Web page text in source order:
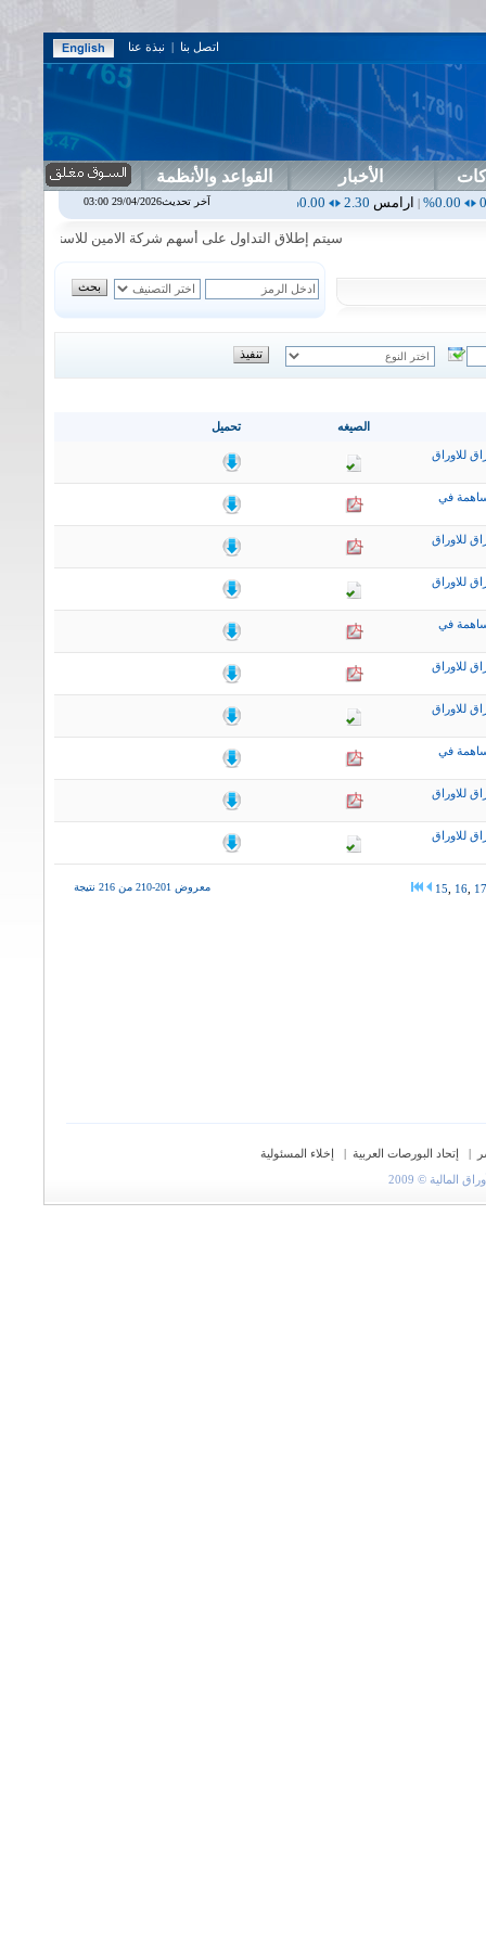
اتصل بنا | نبذة عنا
الأخبار القواعد والأنظمة
2.30
0.00%
|اربيل اس بنك0.00
0.00%
|اسفنج
سيتم إطلاق التداول على أسهم شركة الامين للاستثمار المالي في
تحميل الصيغه
للاوراق
في
للاوراق
للاوراق
في
للاوراق
للاوراق
في
للاوراق
للاوراق
معروض 201-210 من 216 نتيجة 15 16 17
| إتحاد البورصات العربية |
إخلاء المسئولية
© 2009